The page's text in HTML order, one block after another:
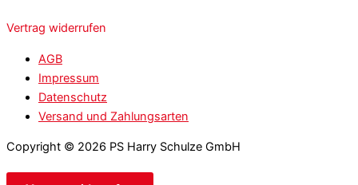
Vertrag widerrufen
AGB
Impressum
Datenschutz
Versand und Zahlungsarten
Copyright © 2026 PS Harry Schulze GmbH